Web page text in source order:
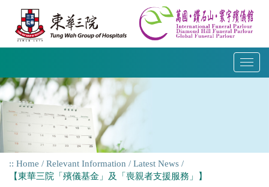
content
T
o
Home Relevant Information
Latest News
【東華三院「殯儀基金」及「喪親者支援服務」】